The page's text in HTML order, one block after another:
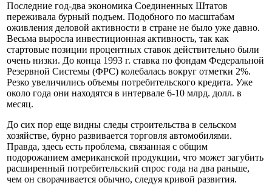
Последние год-два экономика Соединенных Штатов
переживала бурный подъем. Подобного по масштабам
оживления деловой активности в стране не было уже давно.
Весьма выросла инвестиционная активность, так как
стартовые позиции процентных ставок действительно были
очень низки. До конца 1993 г. ставка по фондам Федеральной
Резервной Системы (ФРС) колебалась вокруг отметки 2%.
Резко увеличились объемы потребительского кредита. Уже
около года они находятся в интервале 6-10 млрд. долл. в
месяц.
До сих пор еще видны следы строительства в сельском
хозяйстве, бурно развивается торговля автомобилями.
Правда, здесь есть проблема, связанная с общим
подорожанием американской продукции, что может загубить
расширенный потребительский спрос года на два раньше,
чем он сворачивается обычно, следуя кривой развития.